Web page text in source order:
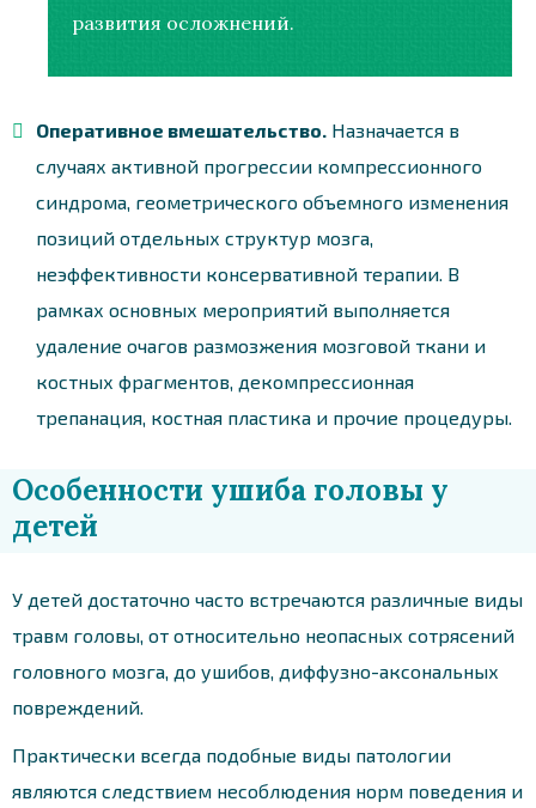
развития осложнений.
Оперативное вмешательство. Назначается в
случаях активной прогрессии компрессионного
синдрома, геометрического объемного изменения
позиций отдельных структур мозга,
неэффективности консервативной терапии. В
рамках основных мероприятий выполняется
удаление очагов размозжения мозговой ткани и
костных фрагментов, декомпрессионная
трепанация, костная пластика и прочие процедуры.
Особенности ушиба головы у
детей
У детей достаточно часто встречаются различные виды
травм головы, от относительно неопасных сотрясений
головного мозга, до ушибов, диффузно-аксональных
повреждений.
Практически всегда подобные виды патологии
являются следствием несоблюдения норм поведения и